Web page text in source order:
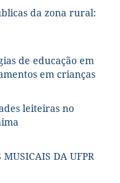
da zona rural:
de educação em
em crianças
leiteiras no
DA UFPR